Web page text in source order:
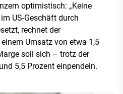
optimistisch: „Keine
US-Geschäft durch
rechnet der
Umsatz von etwa 1,5
soll sich – trotz der
5,5 Prozent einpendeln.